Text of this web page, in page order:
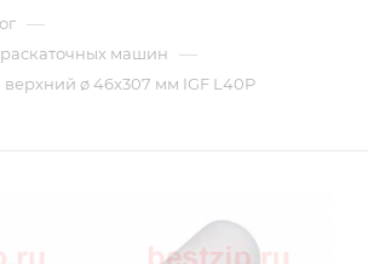
—
машин —
ø 46x307 мм IGF L40P